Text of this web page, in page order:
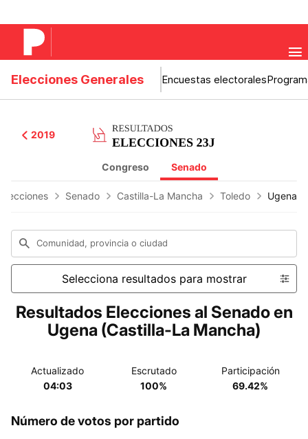
Elecciones Generales Encuestas electorales
2019
Congreso Senado
Senado Castilla-La Mancha Toledo Ugena
Comunidad, provincia o ciudad
Selecciona resultados para mostrar
Resultados Elecciones al Senado en
Ugena (Castilla-La Mancha)
Actualizado
04:03
Escrutado
100%
Participación
69.42%
Número de votos por partido